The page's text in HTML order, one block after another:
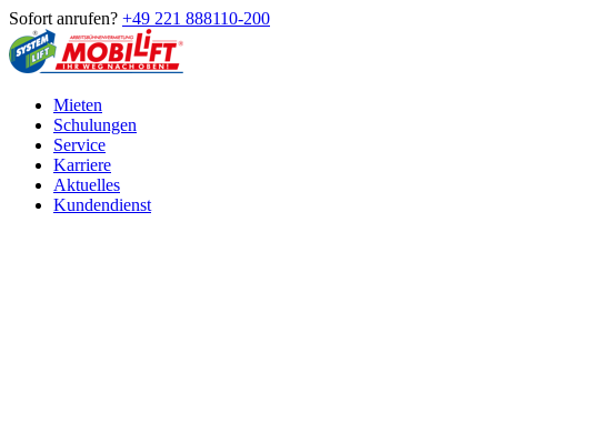
Sofort anrufen? +49 221 888110-200
Mieten
Schulungen
Service
Karriere
Aktuelles
Kundendienst